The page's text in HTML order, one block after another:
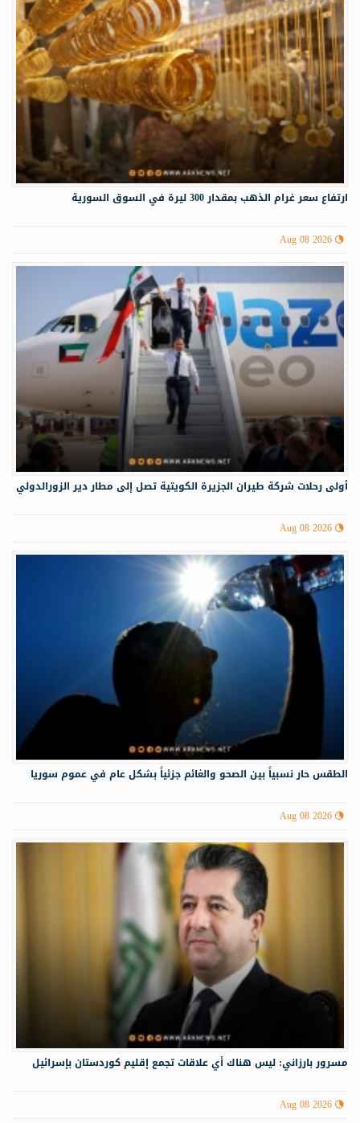
ارتفاع سعر غرام الذهب بمقدار 300 ليرة في السوق السورية
Aug 08 2026
أولى رحلات شركة طيران الجزيرة الكويتية تصل إلى مطار دير الزورالدولي
Aug 08 2026
الطقس حار نسبياً بين الصحو والغائم جزئياً بشكل عام في عموم سوريا
Aug 08 2026
مسرور بارزاني: ليس هناك أي علاقات تجمع إقليم كوردستان بإسرائيل
Aug 08 2026